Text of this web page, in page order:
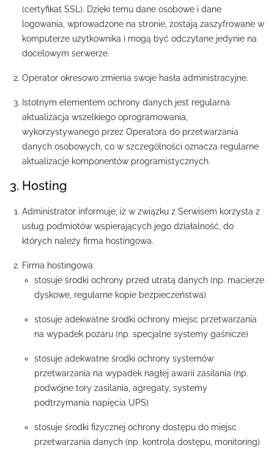
(certyfikat SSL). Dzięki temu dane osobowe i dane
logowania, wprowadzone na stronie, zostają zaszyfrowane w
komputerze użytkownika i mogą być odczytane jedynie na
docelowym serwerze.
Operator okresowo zmienia swoje hasła administracyjne.
Istotnym elementem ochrony danych jest regularna
aktualizacja wszelkiego oprogramowania,
wykorzystywanego przez Operatora do przetwarzania
danych osobowych, co w szczególności oznacza regularne
aktualizacje komponentów programistycznych.
3. Hosting
Administrator informuje, iż w związku z Serwisem korzysta z
usług podmiotów wspierających jego działalność, do
których należy firma hostingowa.
Firma hostingowa:
stosuje środki ochrony przed utratą danych (np. macierze
dyskowe, regularne kopie bezpieczeństwa)
stosuje adekwatne środki ochrony miejsc przetwarzania
na wypadek pożaru (np. specjalne systemy gaśnicze)
stosuje adekwatne środki ochrony systemów
przetwarzania na wypadek nagłej awarii zasilania (np.
podwójne tory zasilania, agregaty, systemy
podtrzymania napięcia UPS)
stosuje środki fizycznej ochrony dostępu do miejsc
przetwarzania danych (np. kontrola dostępu, monitoring)